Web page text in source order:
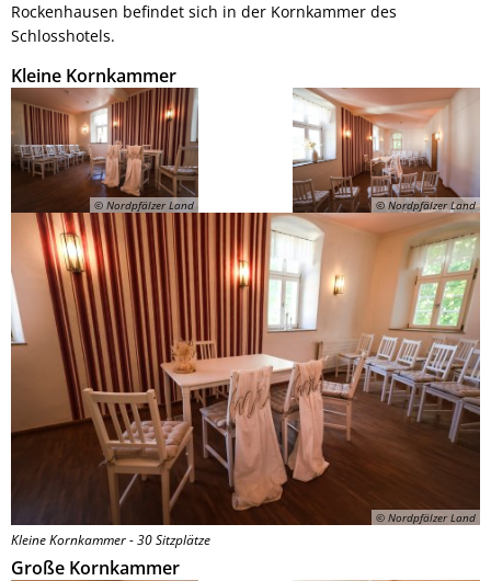
Rockenhausen befindet sich in der Kornkammer des
Schlosshotels.
Kleine Kornkammer
© Nordpfälzer Land © Nordpfälzer Land
© Nordpfälzer Land
Kleine Kornkammer - 30 Sitzplätze
Große Kornkammer